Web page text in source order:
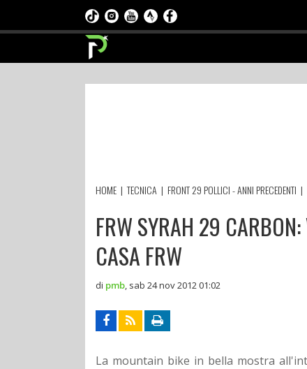
HOME |TECNICA | FRONT 29 POLLICI - ANNI PRECEDENTI |
FRW SYRAH 29
CASA FRW
di pmb sab 24 nov 2012 01:02
La mountain bike in bella mostra